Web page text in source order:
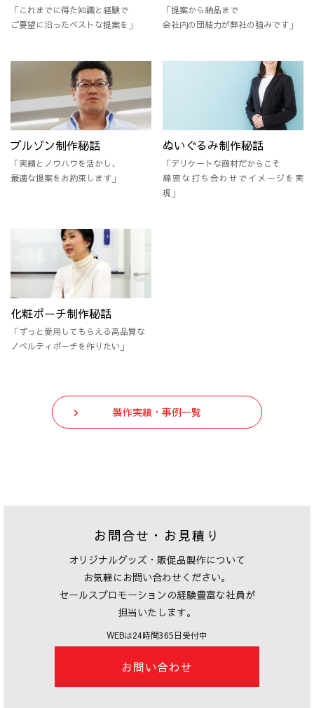
「これまでに得た知識と経験で
ご要望に沿ったベストな提案を」
「提案から納品まで
会社内の団結力が弊社の強みです」
ブルゾン制作秘話
「実績とノウハウを活かし、
最適な提案をお約束します」
ぬいぐるみ制作秘話
「デリケートな商材だからこそ
綿密な打ち合わせでイメージを実
現」
化粧ポーチ制作秘話
「ずっと愛用してもらえる高品質な
ノベルティポーチを作りたい」
製作実績・事例一覧
お問合せ・お見積り
オリジナルグッズ・販促品製作について
お気軽にお問い合わせください。
セールスプロモーションの経験豊富な社員が
担当いたします。
WEBは24時間365日受付中
お問い合わせ